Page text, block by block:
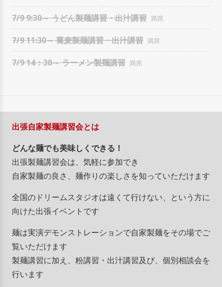
7/9 9:30～ うどん製麺講習・出汁講習
7/9 11:30～ 蕎麦製麺講習・出汁講習
7/9 14：30～ ラーメン製麺講習
出張自家製麺講習会とは
どんな麺でも美味しくできる！
出張製麺講習会は、気軽に参加でき
自家製麺の良さ、麺作りの楽しさを知っていただけます
全国のドリームスタジオは遠くて行けない、という方に
向けた出張イベントです
麺は実演デモンストレーションで自家製麺をその場でご
覧いただけます
製麺講習に加え、粉講習・出汁講習及び、個別相談会を
行います